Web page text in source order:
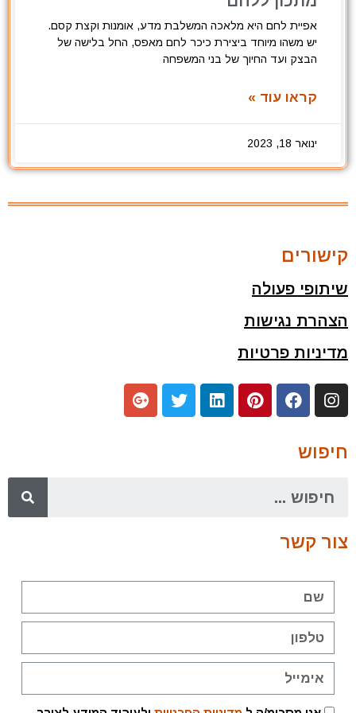
אפיית לחם היא מלאכה המשלבת מדע, אומנות וקצת קסם.
יש משהו מיוחד ביצירת כיכר לחם מאפס, החל בלישה של
הבצק ועד החיוך של בני המשפחה
קראו עוד »
ינואר 18, 2023
קישורים
שיתופי פעולה
הצהרת נגישות
מדיניות פרטיות
חיפוש
צור קשר